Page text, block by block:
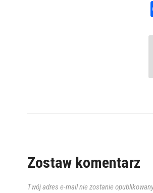
Zostaw komentarz
Twój adres e-mail nie zostanie